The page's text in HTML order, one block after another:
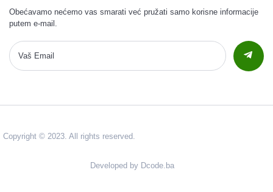
Obećavamo nećemo vas smarati već pružati samo korisne informacije
putem e-mail.
Copyright © 2023. All rights reserved.
Developed by Dcode.ba